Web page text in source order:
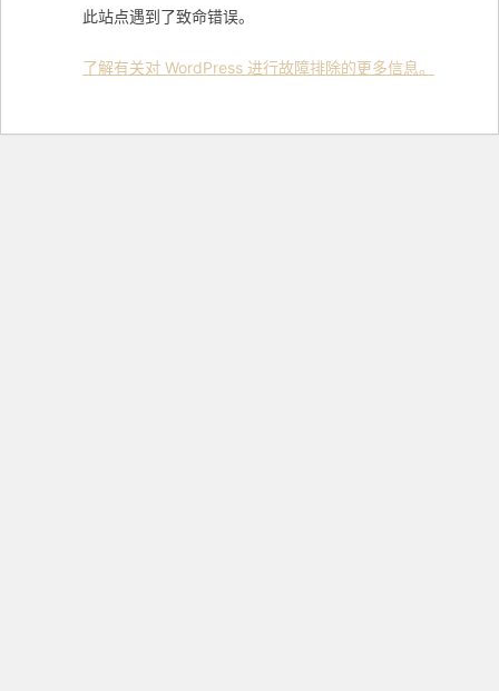
此站点遇到了致命错误。
了解有关对 WordPress 进行故障排除的更多信息。